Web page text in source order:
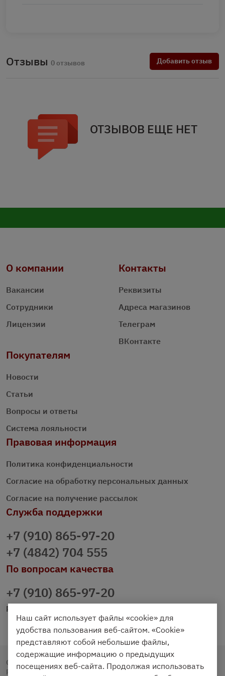
Отзывы 0 отзывов Добавить отзыв
ОТЗЫВОВ ЕЩЕ НЕТ
О компании
Вакансии
Сотрудники
Лицензии
Контакты
Реквизиты
Адреса магазинов
Телеграм
ВКонтакте
Покупателям
Новости
Статьи
Вопросы и ответы
Система лояльности
Правовая информация
Политика конфиденциальности
Согласие на обработку персональных данных
Согласие на получение рассылок
Служба поддержки
+7 (910) 865-97-20
+7 (4842) 704 555
По вопросам качества
+7 (910) 865-97-20
prazdnichniy40@palmi.ru
Copyright © 2020 - 2026. Праздничный Стол.
Разработка и продвижение - Vegas Studio
Наш сайт использует файлы «cookie» для
удобства пользования веб-сайтом. «Cookie»
представляют собой небольшие файлы,
содержащие информацию о предыдущих
посещениях веб-сайта. Продолжая использовать